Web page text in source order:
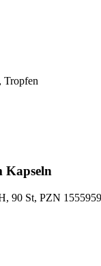
Tropfen
Kapseln
90 St, PZN